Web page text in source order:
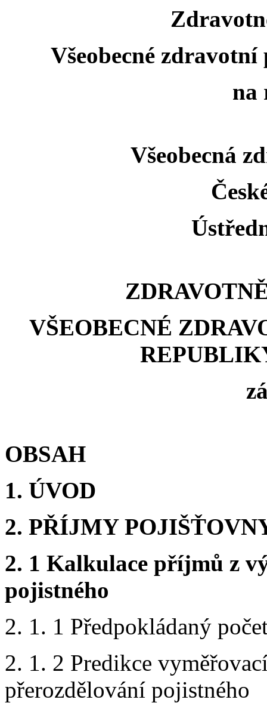
Všeobecné
na
Všeobecná
VŠEOBECNÉ
OBSAH
1. ÚVOD
2. PŘÍJMY
2. 1 Kalkulace příjmů z
pojistného
2. 1. 1 Předpokládaný
2. 1. 2 Predikce
přerozdělování pojistného